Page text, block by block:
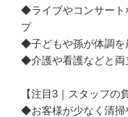
◆ライブやコンサート
プ
◆子どもや孫が体調を
◆介護や看護などと両
【注目3｜スタッフの
◆お客様が少なく清掃